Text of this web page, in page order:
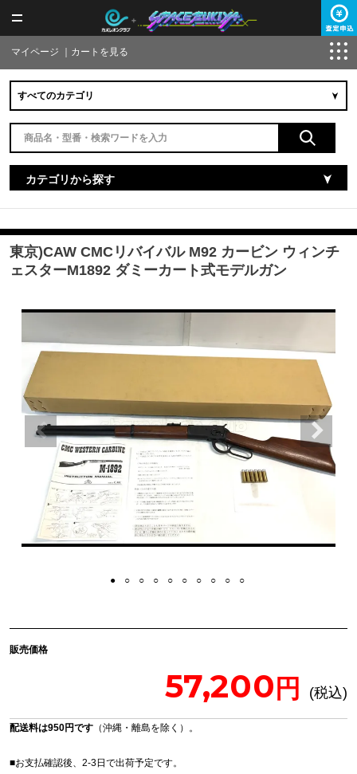
マイページ カートを見る
カテゴリから探す
東京)CAW CMCリバイバル M92 カービン ウィンチ
ェスターM1892 ダミーカート式モデルガン
販売価格
57,200
配送料は950円です （沖縄・離島を除く）。
■お支払確認後、2-3日で出荷予定です。